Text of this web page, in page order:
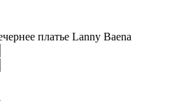
платье Lanny Baena